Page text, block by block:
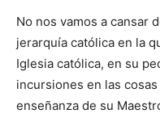
No nos vamos a cansar
jerar­quía católica en la
Iglesia católica, en su
incursiones en las
enseñanza de su